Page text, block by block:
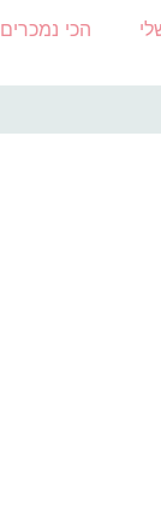
הכי נמכרים